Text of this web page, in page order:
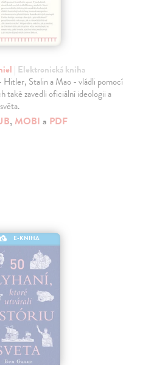
| Elektronická kniha
Stalin a Mao - vládli pomocí
také zavedli oficiální ideologii a
, MOBI a PDF
E-KNIHA